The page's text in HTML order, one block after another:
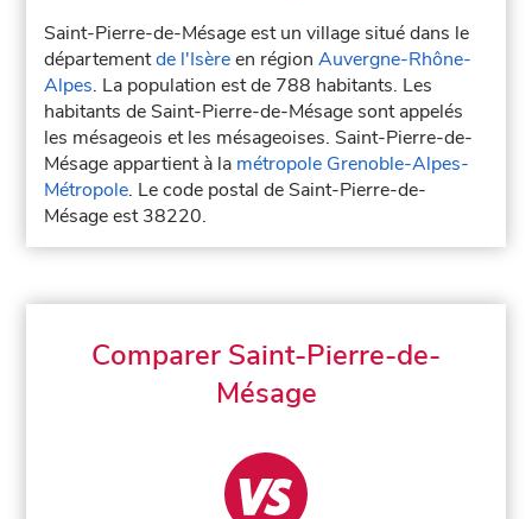
Saint-Pierre-de-Mésage est un village situé dans le
départementde l'Isèreen régionAuvergne-Rhône-
Alpes. La population est de 788 habitants. Les
habitants de Saint-Pierre-de-Mésage sont appelés
les mésageois et les mésageoises. Saint-Pierre-de-
Mésage appartient à la métropole Grenoble-Alpes-
Métropole. Le code postal de Saint-Pierre-de-
Mésage est 38220.
Comparer Saint-Pierre-de-
Mésage